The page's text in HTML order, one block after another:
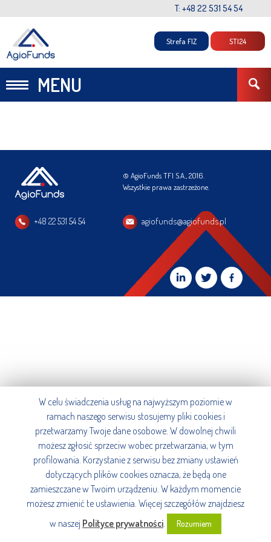
T: +48 22 531 54 54
MENU
Strefa FIZ STI24
© AgioFunds TFI S.A., 2016.
Wszystkie prawa zastrzeżone.
+48 22 531 54 54 agiofunds@agiofunds.pl
W celu świadczenia usług na najwyższym poziomie w
ramach naszego serwisu stosujemy pliki cookies i
przetwarzamy Twoje dane osobowe. W dowolnej chwili
możesz zgłosić sprzeciw wobec przetwarzania, w tym
profilowania. Korzystanie z serwisu bez zmiany ustawień
dotyczących plików cookies oznacza, że będą one
zamieszczane w Twoim urządzeniu. W każdym momencie
możesz zmienić te ustawienia. Więcej szczegółów znajdziesz
w naszej Polityce prywatności. Rozumiem